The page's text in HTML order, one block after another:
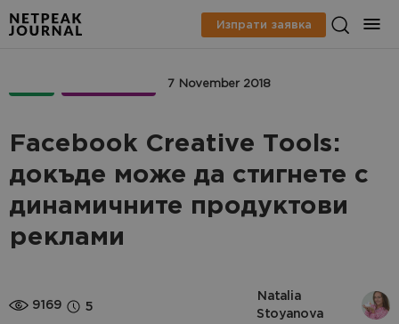
Изпрати заявка
7 November 2018
Facebook Creаtive Tools:
докъде може да стигнете с
динамичните продуктови
реклами
9169 5
Natalia
Stoyanova